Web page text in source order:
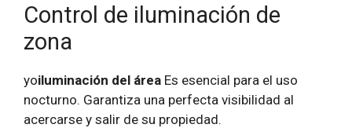
Control de iluminación de
zona
yoiluminación del área Es esencial para el uso
nocturno. Garantiza una perfecta visibilidad al
acercarse y salir de su propiedad.